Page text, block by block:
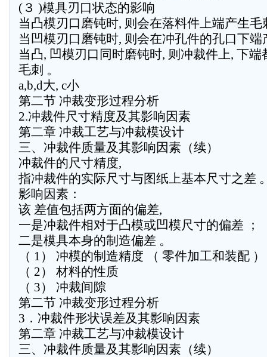
(３ )模具刃口状态的影响
当凸模刃口磨钝时, 则会在落料件上端产生毛
当凹模刃口磨钝时, 则会在冲孔件的孔口下端
当凸, 凹模刃口同时磨钝时, 则冲裁件上, 下端
毛刺 。
a,b,d大, c小
第二节 冲裁变形过程分析
2.冲裁件尺寸精度及其影响因素
第二章 冲裁工艺与冲裁模设计
三、冲裁件质量及其影响因素（续）
冲裁件的尺寸精度,
指冲裁件的实际尺寸与图纸上基本尺寸之差
影响因素：
该 差值包括两方面的偏差,
一是冲裁件相对于凸模或凹模尺寸的偏差 ；
二是模具本身的制造偏差 。
（ 1） 冲模的制造精度 （ 零件加工和装配 ）
（ 2） 材料的性质
（ 3） 冲裁间隙
第二节 冲裁变形过程分析
3．冲裁件形状误差及其影响因素
第二章 冲裁工艺与冲裁模设计
三、冲裁件质量及其影响因素（续）